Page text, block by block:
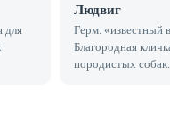
для
Людвиг
Герм. «известный
Благородная
породистых собак.